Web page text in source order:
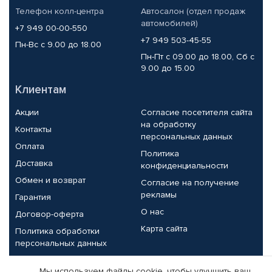
Телефон колл-центра
+7 949 00-00-550
Пн-Вс с 9.00 до 18.00
Автосалон (отдел продаж
автомобилей)
+7 949 503-45-55
Пн-Пт с 09.00 до 18.00, Сб с
9.00 до 15.00
Клиентам
Акции
Контакты
Оплата
Доставка
Обмен и возврат
Гарантия
Договор-оферта
Политика обработки
персональных данных
Согласие посетителя сайта
на обработку
персональных данных
Политика
конфиденциальности
Согласие на получение
рекламы
О нас
Карта сайта